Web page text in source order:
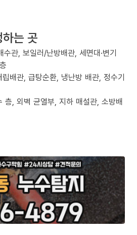
는 곳
수관, 보일러/난방배관, 세면대·변기
배관, 급탕순환, 냉난방 배관, 정수기
층, 외벽 균열부, 지하 매설관, 소방배